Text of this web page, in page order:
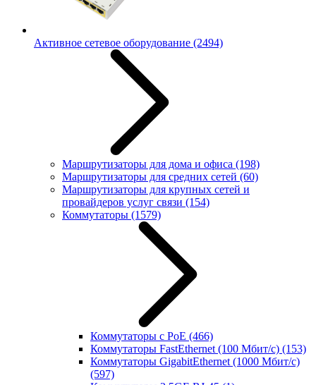
Активное сетевое оборудование (2494)
Маршрутизаторы для дома и офиса (198)
Маршрутизаторы для средних сетей (60)
Маршрутизаторы для крупных сетей и
провайдеров услуг связи (154)
Коммутаторы (1579)
Коммутаторы с PoE (466)
Коммутаторы FastEthernet (100 Мбит/с) (153)
Коммутаторы GigabitEthernet (1000 Мбит/с)
(597)